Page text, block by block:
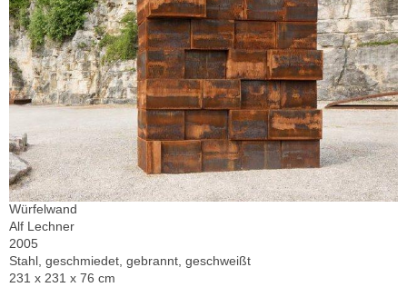
Würfelwand
Alf Lechner
2005
Stahl, geschmiedet, gebrannt, geschweißt
231 x 231 x 76 cm